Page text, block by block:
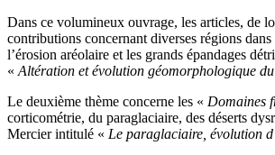
Dans ce volumineux ouvrage, les articles, de
contributions concernant diverses régions
l’érosion aréolaire et les grands épandages
« Altération et évolution géomorphologique
Le deuxième thème concerne les « Domaines
corticométrie, du paraglaciaire, des déserts
Mercier intitulé « Le paraglaciaire, évolution